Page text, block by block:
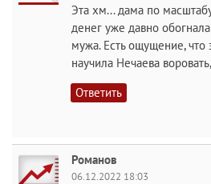
Эта хм... дама по
денег уже давно
мужа. Есть ощущение,
научила Нечаева
Ответить
Романов
06.12.2022 18:03